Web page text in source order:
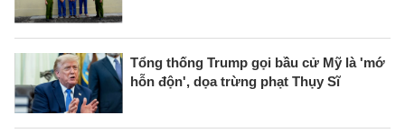
Tổng thống Trump gọi bầu cử Mỹ là 'mớ
hỗn độn', dọa trừng phạt Thụy Sĩ